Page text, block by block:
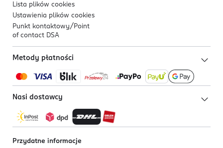
Lista plików cookies
Ustawienia plików cookies
Punkt kontaktowy/ Point
of contact DSA
Metody płatności
Nasi dostawcy
Przydatne informacje